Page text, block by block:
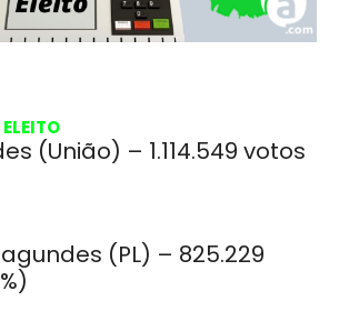
(União) – 1.114.549 votos
(PL) – 825.229